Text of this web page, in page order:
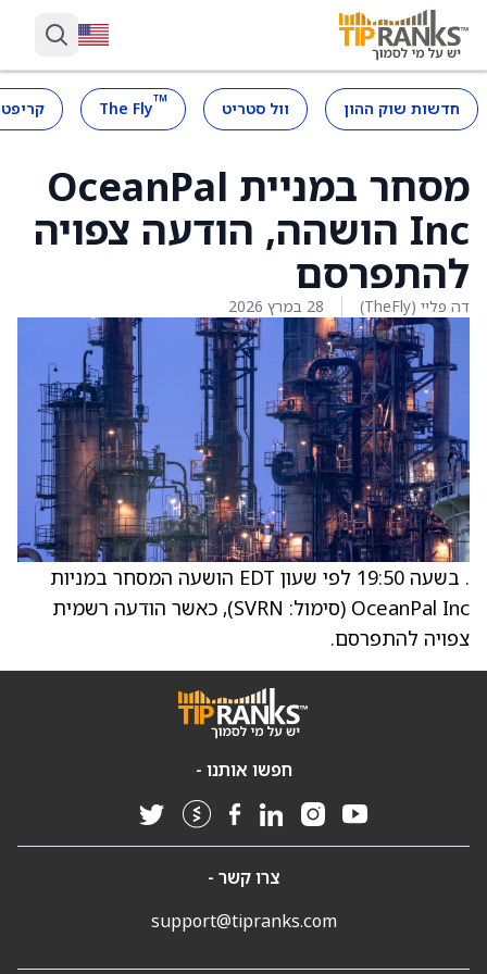
חדשות שוק ההון וול סטריט ™
The Fly
מסחר במניית OceanPal
Inc הושהה, הודעה צפויה
להתפרסם
דה פליי (TheFly) 28 במרץ 2026
. בשעה 19:50 לפי שעון EDT הושעה המסחר במניות
OceanPal Inc (סימול: SVRN), כאשר הודעה רשמית
צפויה להתפרסם.
חפשו אותנו -
צרו קשר -
support@tipranks.com